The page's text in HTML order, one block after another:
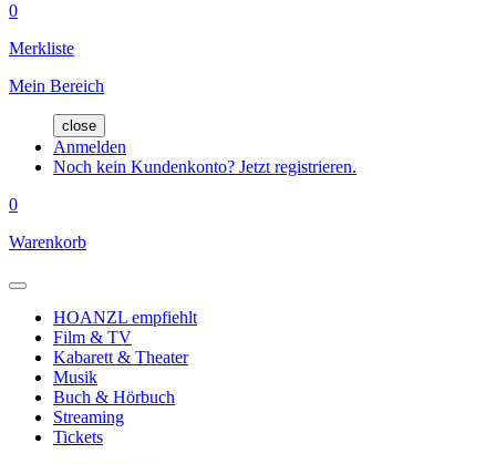
0
Merkliste
Mein Bereich
close
Anmelden
Noch kein Kundenkonto? Jetzt registrieren.
0
Warenkorb
HOANZL empfiehlt
Film & TV
Kabarett & Theater
Musik
Buch & Hörbuch
Streaming
Tickets